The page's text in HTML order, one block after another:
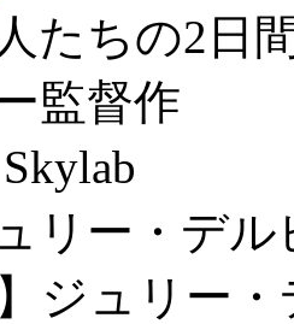
たちの2日
監督作
リー・デル
ジュリー